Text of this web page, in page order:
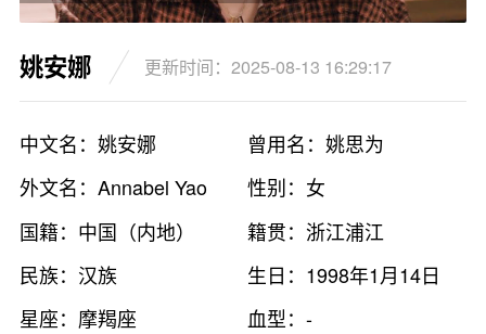
姚安娜 更新时间：2025-08-13 16:29:17
中文名：姚安娜
曾用名：姚思为
外文名：Annabel Yao
性别：女
国籍：中国（内地）
籍贯：浙江浦江
民族：汉族
生日：1998年1月14日
星座：摩羯座
血型：-